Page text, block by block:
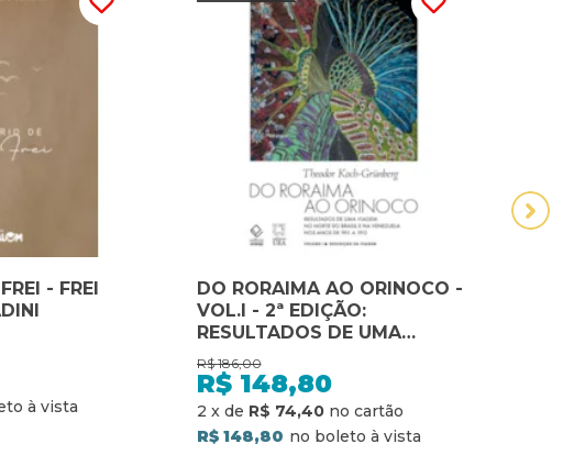
- FREI
DO RORAIMA AO ORINOCO -
VOL.I - 2ª EDIÇÃO:
RESULTADOS DE UMA
VIAGEM NO NORTE DO
BRASIL E NA VENEZUELA
NOS ANOS DE 1911 A 1913 -
DESCRIÇÃO DA VIAGEM
R$ 186,00
R$ 148,80
2 x de R$ 74,40
R$ 148,80